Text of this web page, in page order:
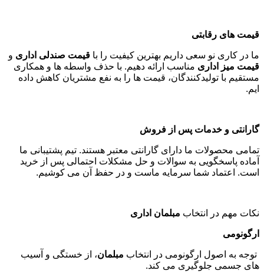
قیمت های رقابتی
ما در کاری نو سعی داریم بهترین کیفیت را با قیمت صندلی اداری و
قیمت میز اداری مناسب ارائه دهیم. با حذف واسطه ها و همکاری
مستقیم با تولیدکنندگان، قیمت ها را به نفع مشتریان کاهش داده
ایم.
گارانتی و خدمات پس از فروش
تمامی محصولات ما دارای گارانتی معتبر هستند. تیم پشتیبانی ما
آماده پاسخگویی به سوالات و حل مشکلات احتمالی پس از خرید
است. اعتماد شما سرمایه ماست و در حفظ آن می کوشیم.
نکات مهم در انتخاب مبلمان اداری
ارگونومی
توجه به اصول ارگونومی در انتخاب مبلمان، از خستگی و آسیب
های جسمی جلوگیری می کند.